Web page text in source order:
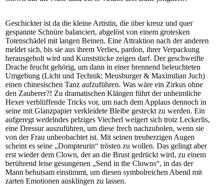
Geschickter ist da die kleine Artistin, die über kreuz und quer
gespannte Schnüre balanciert, abgelöst von einem grotesken
Totenschädel mit langen Beinen. Eine Attraktion nach der anderen
meldet sich, bis sie aus ihrem Verlies, pardon, ihrer Verpackung
herausgeholt wird und Kunststücke zeigen darf. Der geschweifte
Drache feucht gehörig, um dann in einer brennend beleuchteten
Umgebung (Licht und Technik: Meusburger & Maximilian Juch)
einen chinesischen Tanz aufzuführen. Was wäre ein Zirkus ohne
den Zauberer?! Zu dramatischen Klängen führt der unheimliche
Hexer verblüffende Tricks vor, um nach dem Applaus dennoch in
seine mit Glanzpapier verkleidete Bleibe gesteckt zu werden. Ein
aufgeregt wedelndes pelziges Viecherl weigert sich trotz Leckerlis,
eine Dressur auszuführen, um diese frech nachzuholen, wenn sie
von der Frau unbeobachtet ist. Mit seinen treuherzigen Augen
scheint es seine „Dompteurin“ trösten zu wollen. Das gelingt aber
erst wieder dem Clown, der an die Brust gedrückt wird, zu einem
berührend leise gesungenen „Send in the Clowns“, in das der
Mann behutsam einstimmt, um diesen symbolreichen Abend mit
zarten Emotionen ausklingen zu lassen.